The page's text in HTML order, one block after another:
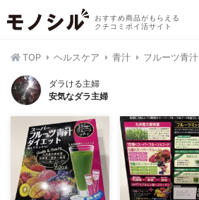
おすすめ商品がもらえる
クチコミポイ活サイト
TOP ヘルスケア 青汁 フルーツ青汁
ダラける主婦
安気なダラ主婦